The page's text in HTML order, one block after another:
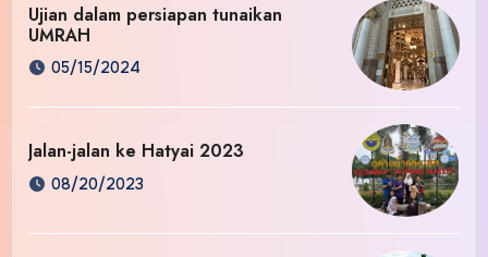
Ujian dalam persiapan tunaikan
UMRAH
05/15/2024
Jalan-jalan ke Hatyai 2023
08/20/2023